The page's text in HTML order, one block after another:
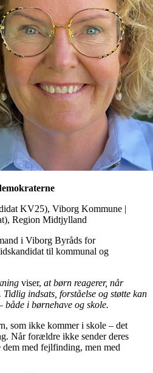
KV25), Viborg Kommune |
Region Midtjylland
i Viborg Byråds for
til kommunal og
viser, at børn reagerer, når
indsats, forståelse og støtte kan
i børnehave og skole.
som ikke kommer i skole – det
Når forældre ikke sender deres
med fejlfinding, men med